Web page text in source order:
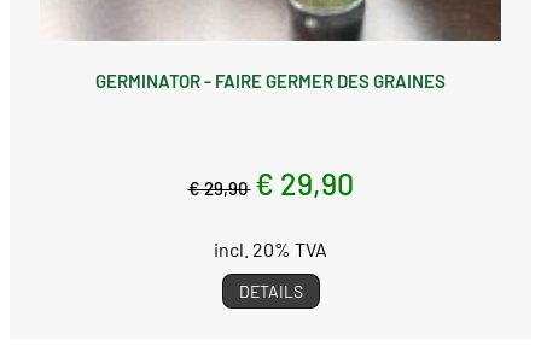
GERMINATOR - FAIRE GERMER DES GRAINES
€ 29,90 € 29,90
incl. 20% TVA
DETAILS